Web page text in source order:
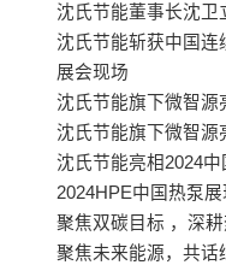
沈氏节能董事长沈卫
沈氏节能斩获中国连
展会现场
沈氏节能旗下微智源
沈氏节能旗下微智源
沈氏节能亮相2024
2024HPE中国热泵
聚焦双碳目标 ，深
聚焦未来能源，共话